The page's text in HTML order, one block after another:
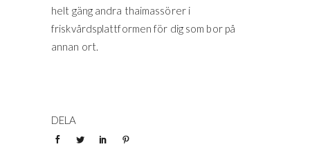
helt gäng andra thaimassörer i
friskvårdsplattformen för dig som bor på
annan ort.